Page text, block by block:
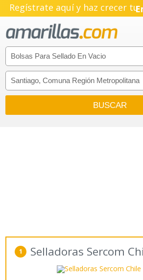
Regístrate aquí y haz crecer tu
1 Selladoras Sercom